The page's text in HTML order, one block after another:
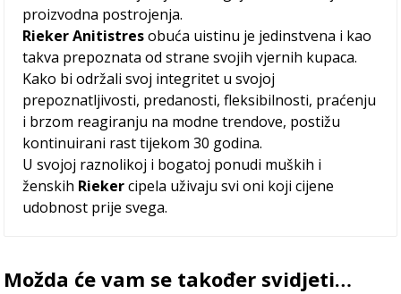
proizvodna postrojenja.
Rieker Anitistresobuća uistinu je jedinstvena i kao
takva prepoznata od strane svojih vjernih kupaca.
Kako bi održali svoj integritet u svojoj
prepoznatljivosti, predanosti, fleksibilnosti, praćenju
i brzom reagiranju na modne trendove, postižu
kontinuirani rast tijekom 30 godina.
U svojoj raznolikoj i bogatoj ponudi muških i
ženskih Riekercipela uživaju svi oni koji cijene
udobnost prije svega.
Možda će vam se također svidjeti…